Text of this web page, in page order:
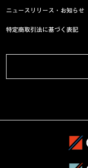
ニュースリリース・お知らせ
特定商取引法に基づく表記